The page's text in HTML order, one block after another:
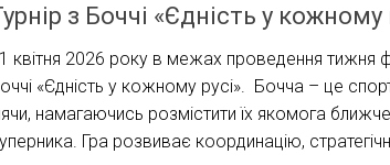
з Боччі «Єдність у кожному
квітня 2026 року в межах проведення тижня
«Єдність у кожному русі». Бочча – це
намагаючись розмістити їх якомога
Гра розвиває координацію,